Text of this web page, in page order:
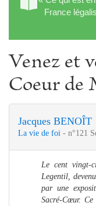
France
Venez et
Coeur de
Jacques BENOÎT
La vie de foi - n°121
Le cent vingt-
Legentil,
par une
Sacré-Cœur.